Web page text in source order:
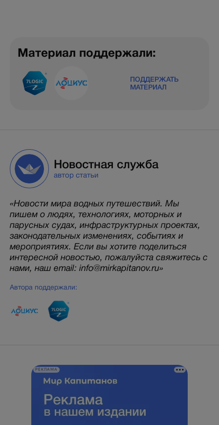
Материал поддержали:
ПОДДЕРЖАТЬ
МАТЕРИАЛ
Новостная служба
автор статьи
«Новости мира водных путешествий. Мы
пишем о людях, технологиях, моторных и
парусных судах, инфраструктурных проектах,
законодательных изменениях, событиях и
мероприятиях. Если вы хотите поделиться
интересной новостью, пожалуйста свяжитесь с
нами, наш email: info@mirkapitanov.ru»
Автора поддержали:
РЕКЛАМА